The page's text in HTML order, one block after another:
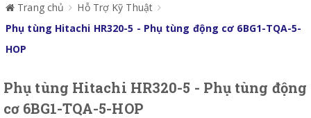
Trang chủ
Hỗ Trợ Kỹ Thuật
Phụ tùng Hitachi HR320-5 - Phụ tùng động cơ 6BG1-TQA-5-
HOP
Phụ tùng Hitachi HR320-5 - Phụ tùng động
cơ 6BG1-TQA-5-HOP